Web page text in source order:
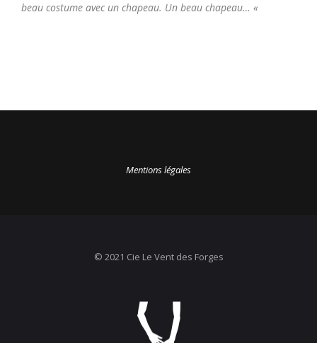
beau costume avec un chapeau. Un beau chapeau… «
Mentions légales
© 2021 Cie Le Vent des Forges